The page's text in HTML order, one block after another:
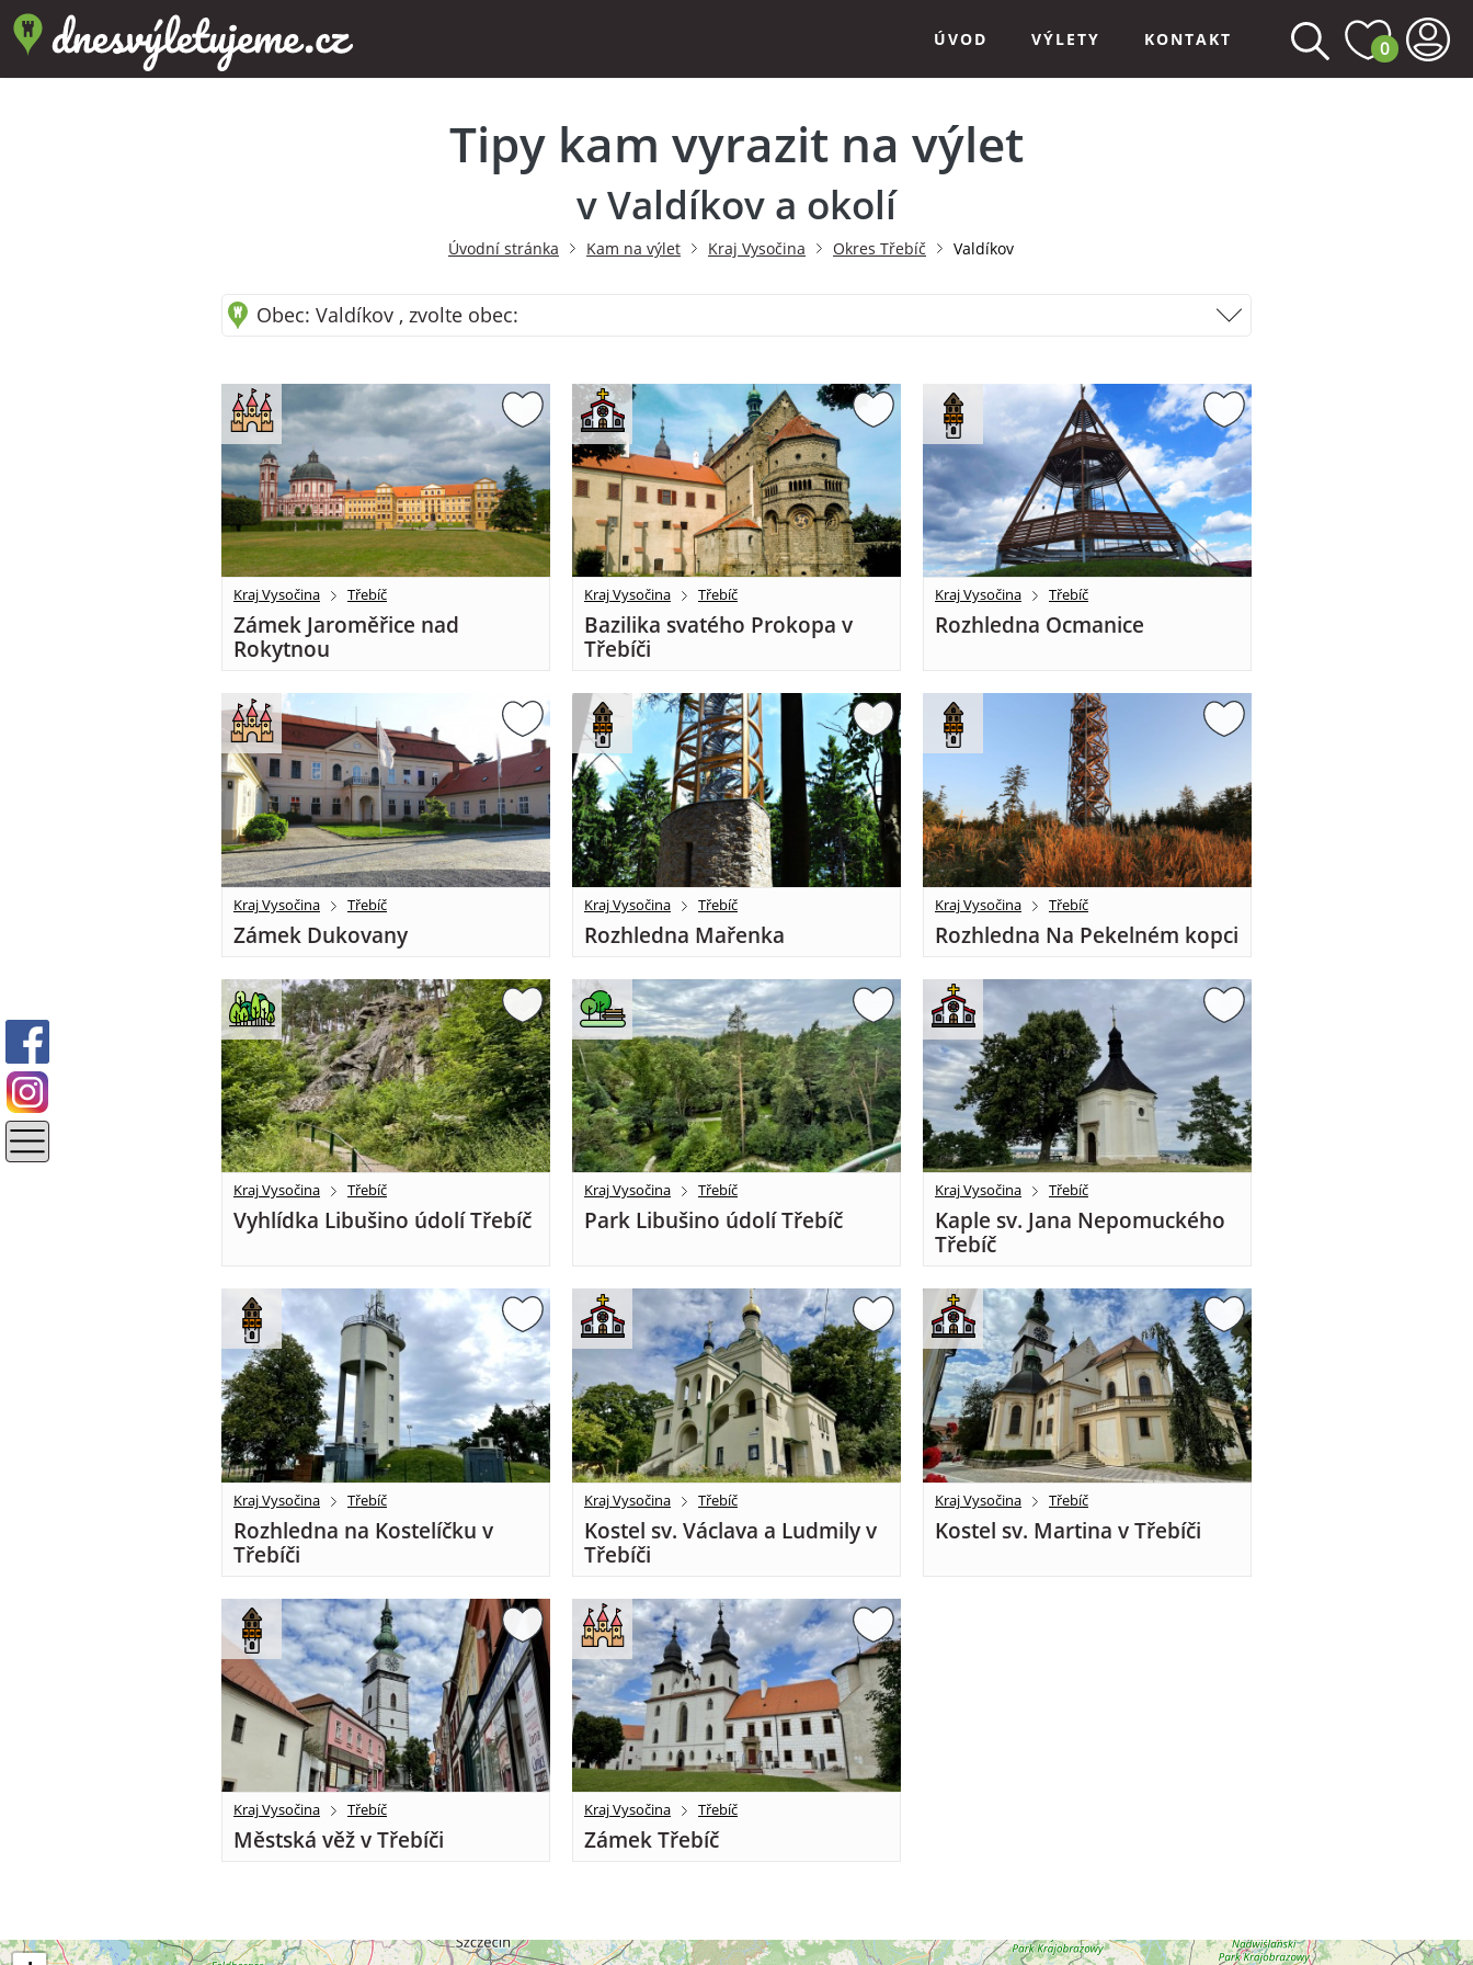
ÚVOD VÝLETY KONTAKT 0
Tipy kam vyrazit na výlet
v Valdíkov a okolí
Úvodní stránka Kam na výlet Kraj Vysočina Okres Třebíč Valdíkov
Obec: Valdíkov , zvolte obec:
Kraj Vysočina Třebíč
Zámek Jaroměřice nad
Rokytnou
Kraj Vysočina Třebíč
Bazilika svatého Prokopa v
Třebíči
Kraj Vysočina Třebíč
Rozhledna Ocmanice
Kraj Vysočina Třebíč
Zámek Dukovany
Kraj Vysočina Třebíč
Rozhledna Mařenka
Kraj Vysočina Třebíč
Rozhledna Na Pekelném kopci
Kraj Vysočina Třebíč
Vyhlídka Libušino údolí Třebíč
Kraj Vysočina Třebíč
Park Libušino údolí Třebíč
Kraj Vysočina Třebíč
Kaple sv. Jana Nepomuckého
Třebíč
Kraj Vysočina Třebíč
Rozhledna na Kostelíčku v
Třebíči
Kraj Vysočina Třebíč
Kostel sv. Václava a Ludmily v
Třebíči
Kraj Vysočina Třebíč
Kostel sv. Martina v Třebíči
Kraj Vysočina Třebíč
Městská věž v Třebíči
Kraj Vysočina Třebíč
Zámek Třebíč